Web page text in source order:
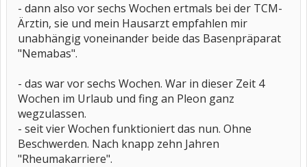
- dann also vor sechs Wochen ertmals bei der TCM-
Ärztin, sie und mein Hausarzt empfahlen mir
unabhängig voneinander beide das Basenpräparat
"Nemabas".
- das war vor sechs Wochen. War in dieser Zeit 4
Wochen im Urlaub und fing an Pleon ganz
wegzulassen.
- seit vier Wochen funktioniert das nun. Ohne
Beschwerden. Nach knapp zehn Jahren
"Rheumakarriere".